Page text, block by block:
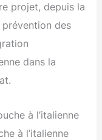
projet, depuis la
prévention des
dans la
à l’italienne
à l’italienne